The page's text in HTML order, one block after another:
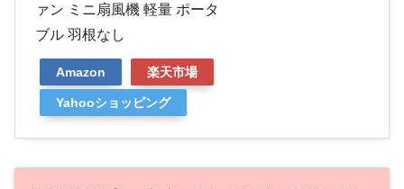
ァン ミニ扇風機 軽量 ポータ
ブル 羽根なし
Amazon 楽天市場
Yahooショッピング